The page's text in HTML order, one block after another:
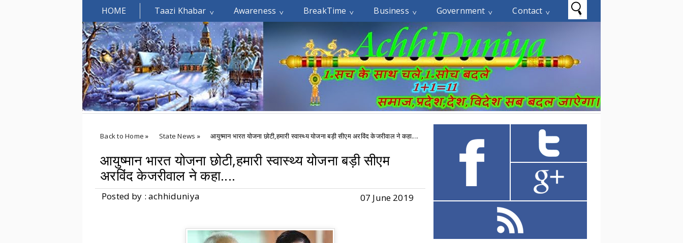
HOME Taazi Khabar Awareness BreakTime Business Government Contact
Welcomes You.....
Back to Home » State News » आयुष्मान भारत योजना छोटी,हमारी स्वास्थ्य योजना बड़ी सीएम अरविंद केजरीवाल ने कहा....
आयुष्मान भारत योजना छोटी,हमारी स्वास्थ्य योजना बड़ी सीएम
अरविंद केजरीवाल ने कहा....
Posted by : achhiduniya 07 June 2019